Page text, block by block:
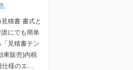
積書 書式と
誰にでも簡単
見積書テン
車販売)内税
仕様のエ...